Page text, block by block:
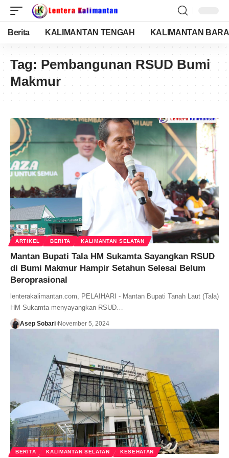
Berita KALIMANTAN TENGAH KALIMANTAN
Tag: Pembangunan RSUD Bumi
Makmur
ARTIKEL BERITA KALIMANTAN SELATAN
Mantan Bupati Tala HM Sukamta Sayangkan RSUD
di Bumi Makmur Hampir Setahun Selesai Belum
Beroprasional
lenterakalimantan.com, PELAIHARI - Mantan Bupati Tanah Laut (Tala)
HM Sukamta menyayangkan RSUD…
Asep Sobari November 5, 2024
BERITA KALIMANTAN SELATAN KESEHATAN